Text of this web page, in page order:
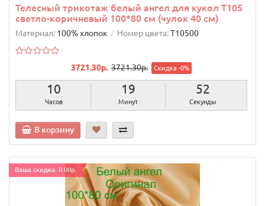
Телесный трикотаж белый ангел для кукол T105
светло-коричневый 100*80 см (чулок 40 см)
Материал: 100% хлопок Номер цвета:T10500
3721.30р. 3721.30р. Скидка -0%
10
Часов
19
Минут
51
Секунда
В корзину
Ваша скидка: 0.00р.